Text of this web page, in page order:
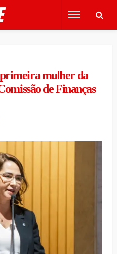
mulher da
de Finanças